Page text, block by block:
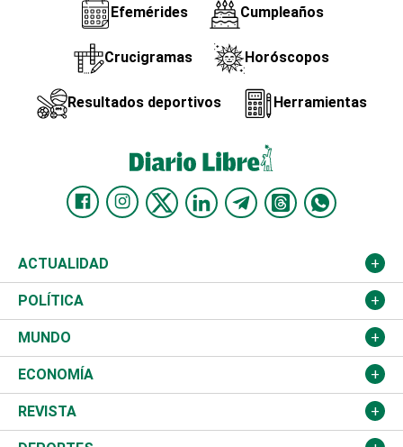
Efemérides Cumpleaños
Crucigramas Horóscopos
Resultados deportivos Herramientas
ACTUALIDAD
Nacional
Ciudad
Educación
Salud
POLÍTICA
Partidos
JCE
TSE
MUNDO
Estados Unidos
América Latina
ECONOMÍA
Finanzas
REVISTA